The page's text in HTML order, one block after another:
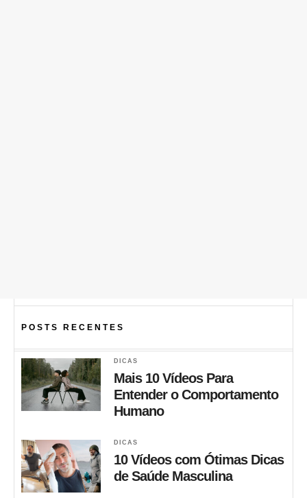
POSTS RECENTES
DICAS
Mais 10 Vídeos Para
Entender o Comportamento
Humano
DICAS
10 Vídeos com Ótimas Dicas
de Saúde Masculina